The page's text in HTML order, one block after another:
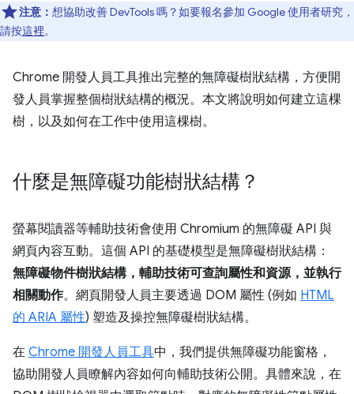
注意： 想協助改善 DevTools 嗎？如要報名參加 Google 使用者研究，
請按這裡。
Chrome 開發人員工具推出完整的無障礙樹狀結構，方便開
發人員掌握整個樹狀結構的概況。本文將說明如何建立這棵
樹，以及如何在工作中使用這棵樹。
什麼是無障礙功能樹狀結構？
螢幕閱讀器等輔助技術會使用 Chromium 的無障礙 API 與
網頁內容互動。這個 API 的基礎模型是無障礙樹狀結構：
無障礙物件樹狀結構，輔助技術可查詢屬性和資源，並執行
相關動作。網頁開發人員主要透過 DOM 屬性 (例如 HTML
的 ARIA 屬性) 塑造及操控無障礙樹狀結構。
在 Chrome 開發人員工具中，我們提供無障礙功能窗格，
協助開發人員瞭解內容如何向輔助技術公開。具體來說，在